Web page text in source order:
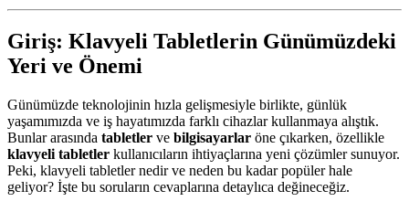
Giriş: Klavyeli Tabletlerin Günümüzdeki
Yeri ve Önemi
Günümüzde teknolojinin hızla gelişmesiyle birlikte, günlük
yaşamımızda ve iş hayatımızda farklı cihazlar kullanmaya alıştık.
Bunlar arasında tabletler ve bilgisayarlar öne çıkarken, özellikle
klavyeli tabletler kullanıcıların ihtiyaçlarına yeni çözümler sunuyor.
Peki, klavyeli tabletler nedir ve neden bu kadar popüler hale
geliyor? İşte bu soruların cevaplarına detaylıca değineceğiz.